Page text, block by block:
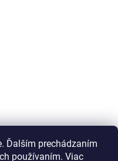
Ďalším prechádzaním
používaním. Viac